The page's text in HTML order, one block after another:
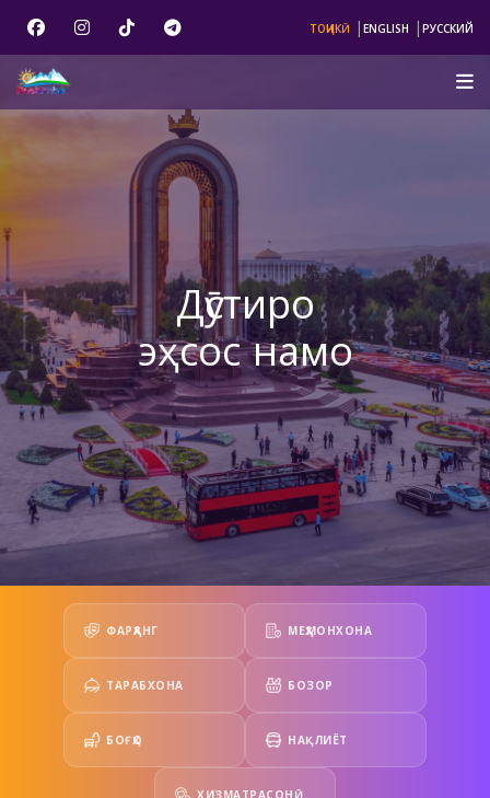
ТОҶИКӢ | ENGLISH | РУССКИЙ
Дӯстиро
эҳсос намо
ФАРҲАНГ МЕҲМОНХОНА
ТАРАБХОНА БОЗОР
БОҒҲО НАҚЛИЁТ
ХИЗМАТРАСОНӢ